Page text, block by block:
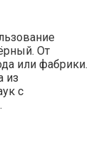
От
или фабрики.
из
с